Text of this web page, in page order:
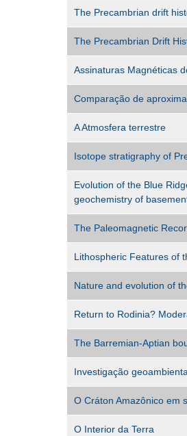
The Precambrian drift
The Precambrian Drift
Assinaturas Magnéticas
Comparação de
A Atmosfera terrestre
Isotope stratigraphy of
Evolution of the Blue
geochemistry of
The Paleomagnetic
Lithospheric Features of
Nature and evolution of
Return to Rodinia?
The Barremian-Aptian
Investigação
O Cráton Amazônico em
O Interior da Terra